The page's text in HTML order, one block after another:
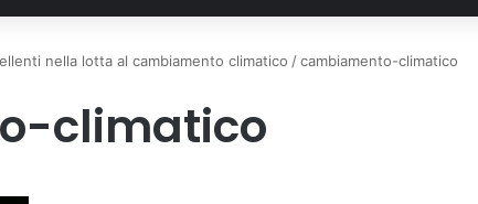
nella lotta al cambiamento climatico /cambiamento-climatico
climatico